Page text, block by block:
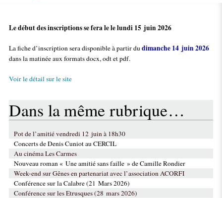
Le début des inscriptions se fera le le lundi 15 juin 2026
La fiche d’inscription sera disponible à partir dudimanche 14 juin 2026
dans la matinée aux formats docx, odt et pdf.
Voir le détail sur le site
Dans la même rubrique…
Pot de l’amitié vendredi 12 juin à 18h30
Concerts de Denis Cuniot au CERCIL
Au cinéma Les Carmes
Nouveau roman « Une amitié sans faille » de Camille Rondier
Week-end sur Gênes en partenariat avec l’association ACORFI
Conférence sur la Calabre (21 Mars 2026)
Conférence sur les Etrusques (28 mars 2026)